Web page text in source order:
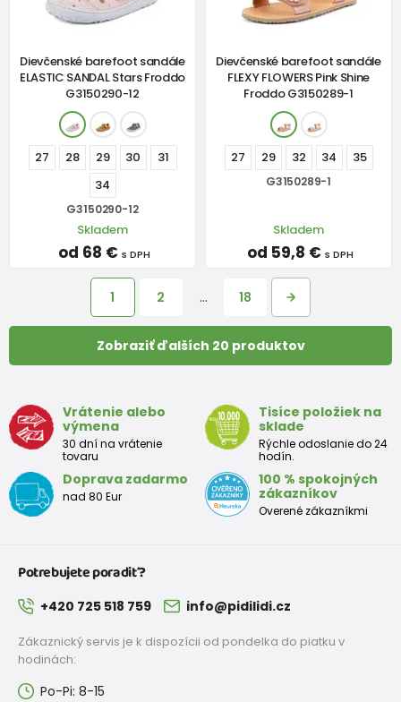
Dievčenské barefoot sandále
ELASTIC SANDAL Stars Froddo
G3150290-12
27 28 29 30
31
34
G3150290-12
Skladem
od 68 € s DPH
Dievčenské barefoot sandále
FLEXY FLOWERS Pink Shine
Froddo G3150289-1
27 29 32 34 35
G3150289-1
Skladem
od 59,8 € s DPH
1 2 … 18
Zobraziť ďalších 20 produktov
Vrátenie alebo
výmena
30 dní na vrátenie
tovaru
Tisíce položiek na
sklade
Rýchle odoslanie do 24
hodín.
Doprava zadarmo
nad 80 Eur
100 % spokojných
zákazníkov
Overené zákazníkmi
Potrebujete poradiť?
+420 725 518 759 info@pidilidi.cz
Zákaznický servis je k dispozícii od pondelka do piatku v
hodinách:
Po-Pi: 8-15